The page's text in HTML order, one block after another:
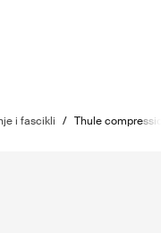
i fascikli / Thule